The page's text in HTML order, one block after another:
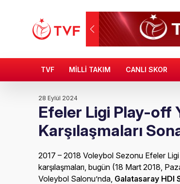
TVF MİLLİ TAKIM CANLI SKOR
28 Eylül 2024
Efeler Ligi Play-off
Karşılaşmaları
2017 – 2018 Voleybol Sezonu Efeler Ligi
karşılaşmaları, bugün (18 Mart 2018,
Voleybol Salonu’nda, Galatasaray HDI